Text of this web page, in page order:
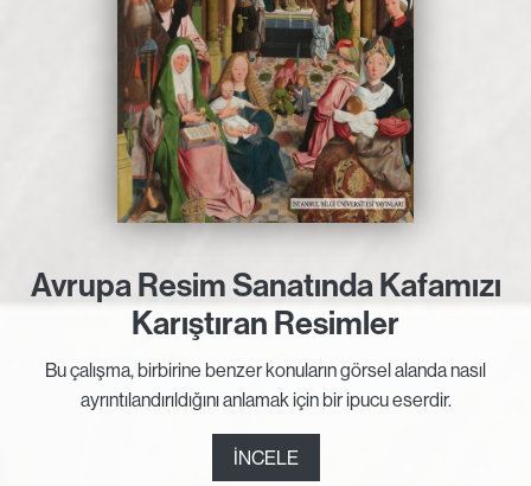
Avrupa Resim Sanatında Kafamızı
Karıştıran Resimler
Bu çalışma, birbirine benzer konuların görsel alanda nasıl
ayrıntılandırıldığını anlamak için bir ipucu eserdir.
İNCELE